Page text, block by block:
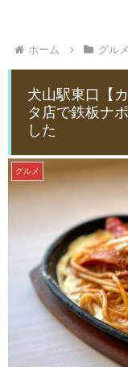
ホーム グルメ
犬山駅東口【
タ店で鉄板ナ
した
グルメ